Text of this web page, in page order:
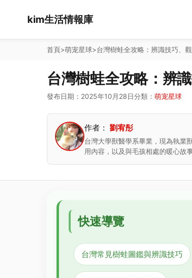
kim生活情報庫
首頁>萌宠星球>台灣樹蛙全攻略：辨識技巧、
台灣樹蛙全攻略：辨
發布日期：2025年10月28日分類： 萌宠星球
作者： 劉宥彤
台灣大學獸醫學系畢業，現為執業
用內容，以及與毛孩相處的暖心故
快速導覽
台灣常見樹蛙圖鑑與辨識技巧